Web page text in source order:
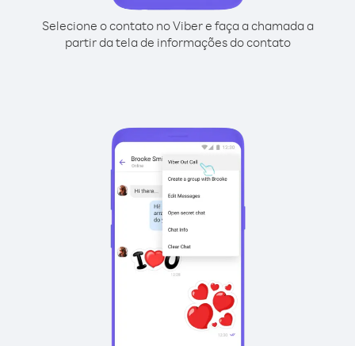
Selecione o contato no Viber e faça a chamada a
partir da tela de informações do contato